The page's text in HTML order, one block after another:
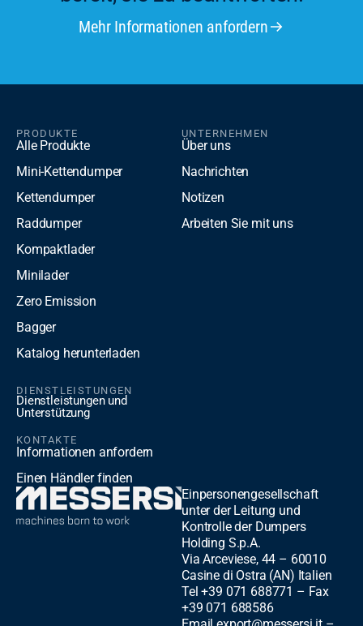
Mehr Informationen anfordern
Einpersonengesellschaft
unter der Leitung und
Kontrolle der Dumpers
Holding S.p.A.
Via Arceviese, 44 – 60010
Casine di Ostra (AN) Italien
Tel +39 071 688771 – Fax
+39 071 688586
PRODUKTE
Alle Produkte
Mini-Kettendumper
Kettendumper
Raddumper
Kompaktlader
Minilader
Zero Emission
Bagger
Katalog herunterladen
UNTERNEHMEN
Über uns
Nachrichten
Notizen
Arbeiten Sie mit uns
DIENSTLEISTUNGEN
Dienstleistungen und
Unterstützung
KONTAKTE
Informationen anfordern
Einen Händler finden